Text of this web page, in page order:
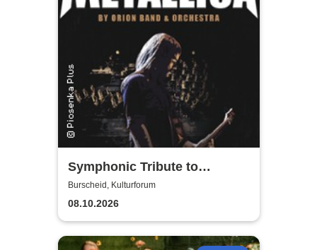
Symphonic Tribute to
Metallica
Burscheid, Kulturforum
08.10.2026